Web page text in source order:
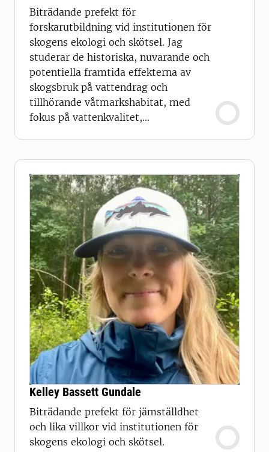
Biträdande prefekt för
forskarutbildning vid institutionen för
skogens ekologi och skötsel. Jag
studerar de historiska, nuvarande och
potentiella framtida effekterna av
skogsbruk på vattendrag och
tillhörande våtmarkshabitat, med
fokus på vattenkvalitet,
Kelley Bassett Gundale
Biträdande prefekt för jämställdhet
och lika villkor vid institutionen för
skogens ekologi och skötsel.